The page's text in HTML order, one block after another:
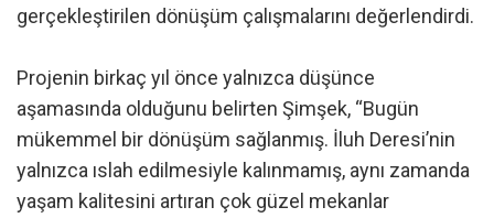
gerçekleştirilen dönüşüm çalışmalarını değerlendirdi.
Projenin birkaç yıl önce yalnızca düşünce
aşamasında olduğunu belirten Şimşek, “Bugün
mükemmel bir dönüşüm sağlanmış. İluh Deresi’nin
yalnızca ıslah edilmesiyle kalınmamış, aynı zamanda
yaşam kalitesini artıran çok güzel mekanlar